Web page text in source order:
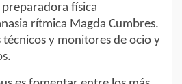
preparadora física
rítmica Magda Cumbres.
y monitores de ocio y